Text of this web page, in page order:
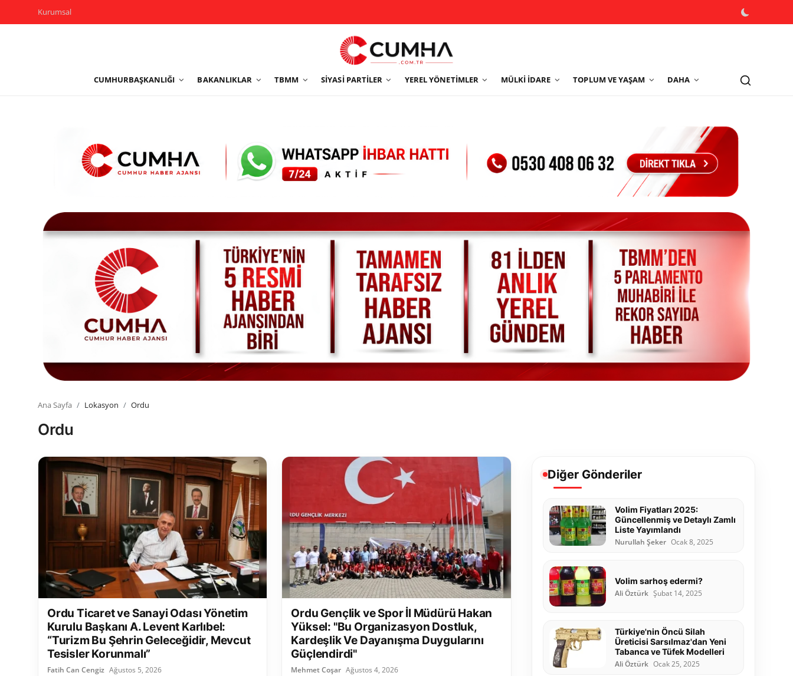
Kurumsal
CUMHURBAŞKANLIĞI BAKANLIKLAR TBMM SIYASI PARTILER YEREL YÖNETIMLER MÜLKI İDARE TOPLUM VE YAŞAM DAHA
Yerel Yönetimler
Sivil Toplum Kuruluşları
Kamu Kurumları ve Üst Kurullar
Resmi Reklamlar
Ana Sayfa Lokasyon Ordu
Ordu
Ordu Ticaret ve Sanayi Odası Yönetim
Kurulu Başkanı A. Levent Karlıbel:
“Turizm Bu Şehrin Geleceğidir, Mevcut
Tesisler Korunmalı”
Fatih Can Cengiz Ağustos 5, 2026
Ordu Gençlik ve Spor İl Müdürü Hakan
Yüksel: "Bu Organizasyon Dostluk,
Kardeşlik Ve Dayanışma Duygularını
Güçlendirdi"
Mehmet Coşar Ağustos 4, 2026
Diğer Gönderiler
Volim Fiyatları 2025:
Güncellenmiş ve Detaylı Zamlı
Liste Yayımlandı
Nurullah Şeker Ocak 8, 2025
Volim sarhoş edermi?
Ali Öztürk Şubat 14, 2025
Türkiye'nin Öncü Silah
Üreticisi Sarsılmaz'dan Yeni
Tabanca ve Tüfek Modelleri
Ali Öztürk Ocak 25, 2025